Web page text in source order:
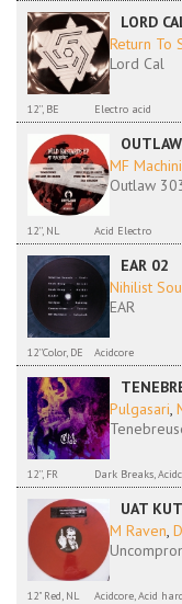
LORD
Return To
Lord Cal
12'', BE Electro acid
MF
Outlaw
12'', NL Acid Electro
EAR 02
Nihilist
EAR
12''Color, DE Acidcore
Pulgasari,
12'', FR Dark Breaks,
UAT
M Raven,
12" Red, NL Acidcore, Acid